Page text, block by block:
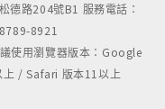
德路204號B1 服務電話：
8921
使用瀏覽器版本：Google
/ Safari 版本11以上